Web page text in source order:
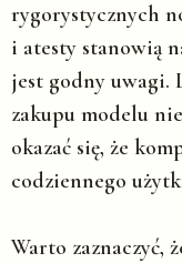
rygorystycznych
i atesty stanowią
jest godny uwagi.
zakupu modelu
okazać się, że
codziennego
Warto zaznaczyć,